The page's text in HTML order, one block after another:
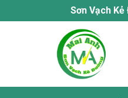
qua
Sơn Vạch Kẻ